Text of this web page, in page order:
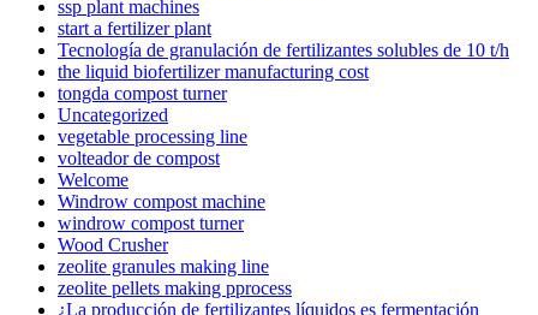
ssp plant machines
start a fertilizer plant
Tecnología de granulación de fertilizantes solubles de 10 t/h
the liquid biofertilizer manufacturing cost
tongda compost turner
Uncategorized
vegetable processing line
volteador de compost
Welcome
Windrow compost machine
windrow compost turner
Wood Crusher
zeolite granules making line
zeolite pellets making pprocess
¿La producción de fertilizantes líquidos es fermentación